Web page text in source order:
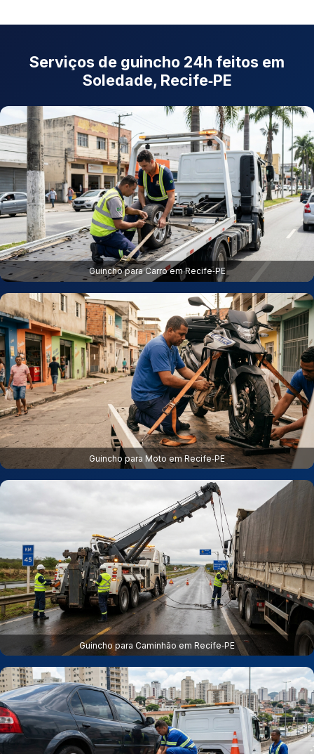
Serviços de guincho 24h feitos em
Soledade, Recife‑PE
Guincho para Carro em Recife‑PE
Guincho para Moto em Recife‑PE
Guincho para Caminhão em Recife‑PE